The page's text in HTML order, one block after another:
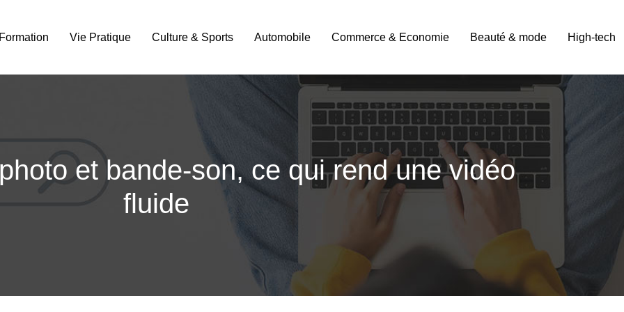
Vie Pratique Culture & Sports Automobile Commerce & Economie Beauté & mode High-tech
et bande-son, ce qui rend une vidéo
fluide